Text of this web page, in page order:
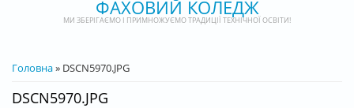
ФАХОВИЙ КОЛЕДЖ
МИ ЗБЕРІГАЄМО І ПРИМНОЖУЄМО ТРАДИЦІЇ ТЕХНІЧНОЇ ОСВІТИ!
ВИ Є ТУТ
Головна» DSCN5970.JPG
DSCN5970.JPG